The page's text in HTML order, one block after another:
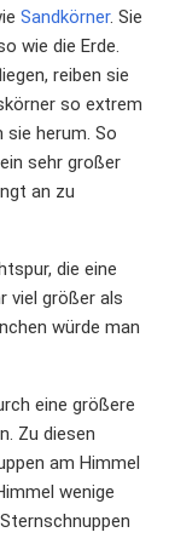
Sandkörner. Sie
wie die Erde.
reiben sie
so extrem
sie herum. So
sehr großer
an zu
die eine
viel größer als
würde man
eine größere
Zu diesen
am Himmel
wenige